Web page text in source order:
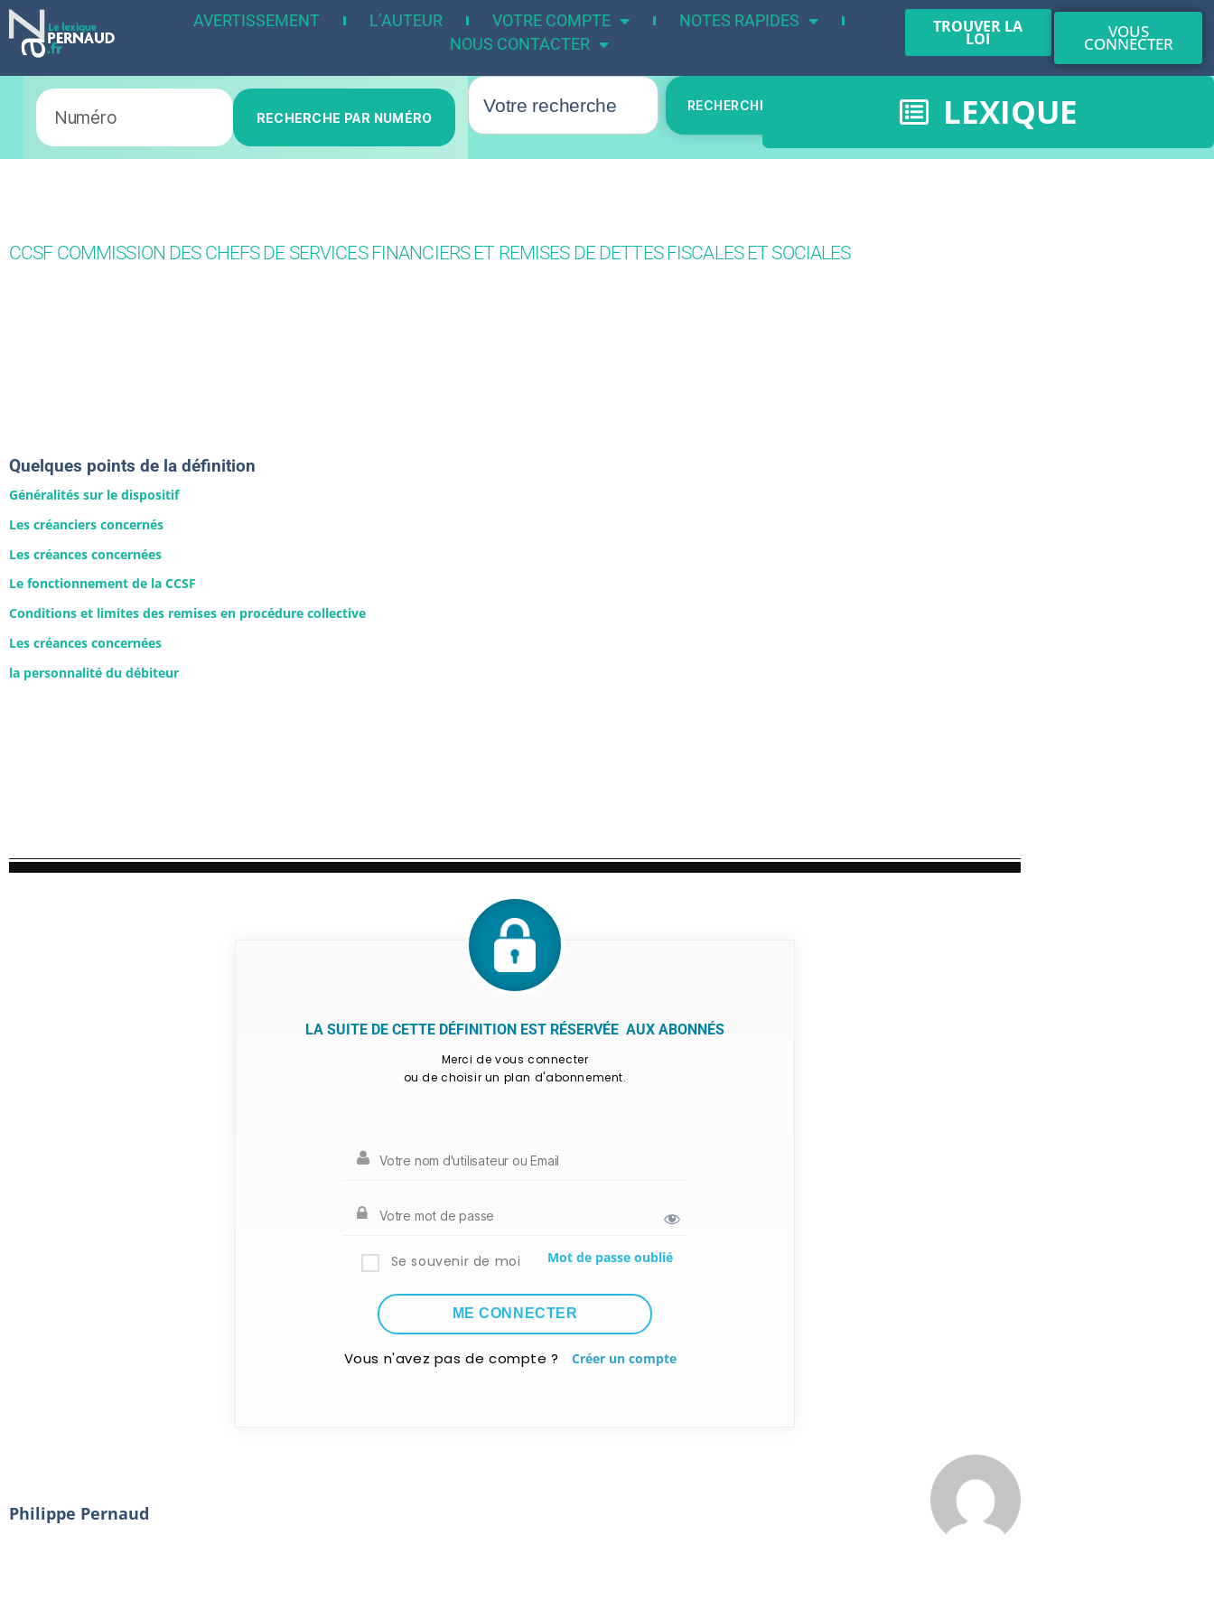
AVERTISSEMENT L’AUTEUR VOTRE COMPTE
NOTES RAPIDES
NOUS CONTACTER
TROUVER LA
LOI VOUS
CONNECTER
RECHERCHE PAR NUMÉRO
RECHERCHER LEXIQUE
CCSF COMMISSION DES CHEFS DE SERVICES FINANCIERS ET REMISES DE DETTES FISCALES ET SOCIALES
Quelques points de la définition
Généralités sur le dispositif
Les créanciers concernés
Les créances concernées
Le fonctionnement de la CCSF
Conditions et limites des remises en procédure collective
Les créances concernées
la personnalité du débiteur
LA SUITE DE CETTE DÉFINITION EST RÉSERVÉE AUX ABONNÉS
Merci de vous connecter
ou de choisir un plan d'abonnement.
Se souvenir de moi Mot de passe oublié
Vous n'avez pas de compte ? Créer un compte
Philippe Pernaud